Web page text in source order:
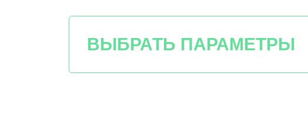
ВЫБРАТЬ ПАРАМЕТРЫ